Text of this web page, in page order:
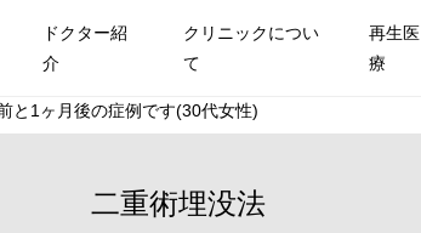
ドクター紹
介
クリニックについ
て
再生医
療
と1ヶ月後の症例です(30代女性)
二重術埋没法